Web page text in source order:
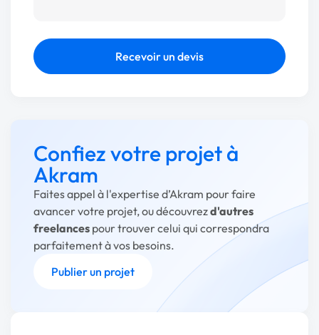
Recevoir un devis
Confiez votre projet à
Akram
Faites appel à l'expertise d’Akram pour faire
avancer votre projet, ou découvrezd'autres
freelances pour trouver celui qui correspondra
parfaitement à vos besoins.
Publier un projet